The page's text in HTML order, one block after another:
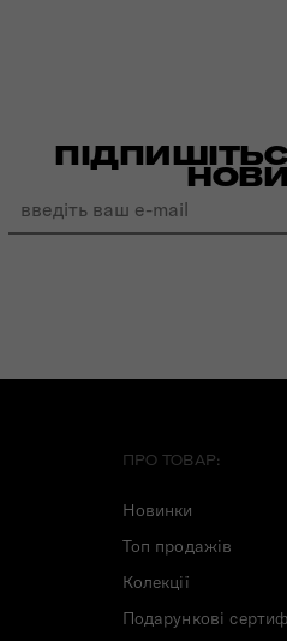
ПРО ТОВАР:
Новинки
Топ продажів
Колекції
Подарункові